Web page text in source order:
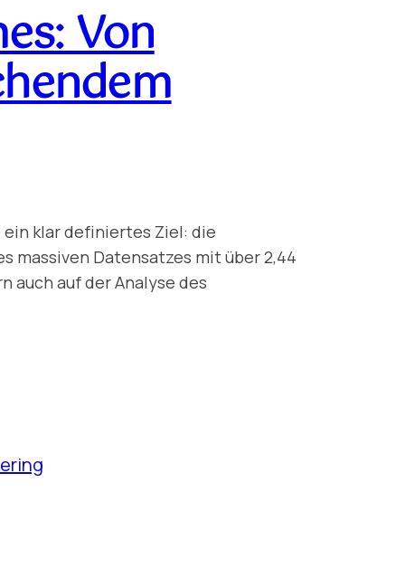
Von
ein klar definiertes Ziel: die
massiven Datensatzes mit über 2,44
auch auf der Analyse des